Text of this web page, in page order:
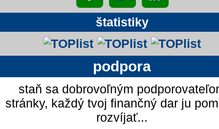
štatistiky
podpora
staň sa dobrovoľným
stránky, každý tvoj finančný dar ju
rozvíjať...